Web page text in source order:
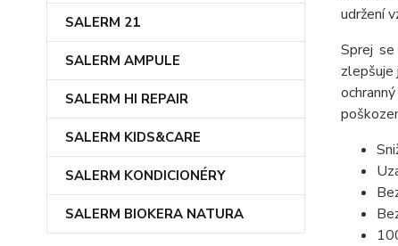
SALERM 21
SALERM AMPULE
SALERM HI REPAIR
SALERM KIDS&CARE
SALERM KONDICIONÉRY
SALERM BIOKERA NATURA
udržení
Sprej
zlepšuje